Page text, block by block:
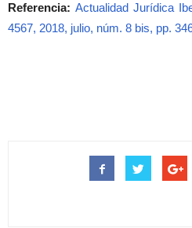
Referencia: Actualidad Jurídica
4567, 2018, julio, núm. 8 bis, pp.